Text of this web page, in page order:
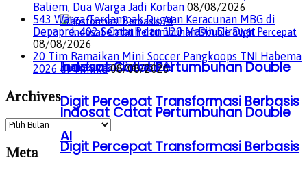
Indosat Catat Pertumbuhan Double
Digit Percepat Transformasi Berbasis
AI
Indosat Catat Pertumbuhan Double
Digit Percepat Transformasi Berbasis
Baliem, Dua Warga Jadi Korban 08/08/2026
543 Warga Terdampak Dugaan Keracunan MBG di
Depapre, 402 Sembuh dan 120 Masih Dirawat
08/08/2026
20 Tim Ramaikan Mini Soccer Pangkoops TNI Habema
2026 di Timika 08/08/2026
Archives
Archives
Meta